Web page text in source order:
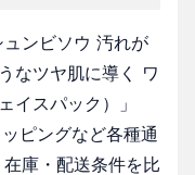
ンビソウ 汚れが
なツヤ肌に導く ワ
イスパック）」
ピングなど各種通
庫・配送条件を比